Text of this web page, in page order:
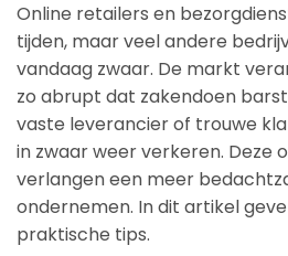
Online retailers en
tijden, maar veel andere
vandaag zwaar. De markt
zo abrupt dat zakendoen
vaste leverancier of trouwe
in zwaar weer verkeren. Deze
verlangen een meer
ondernemen. In dit artikel
praktische tips.